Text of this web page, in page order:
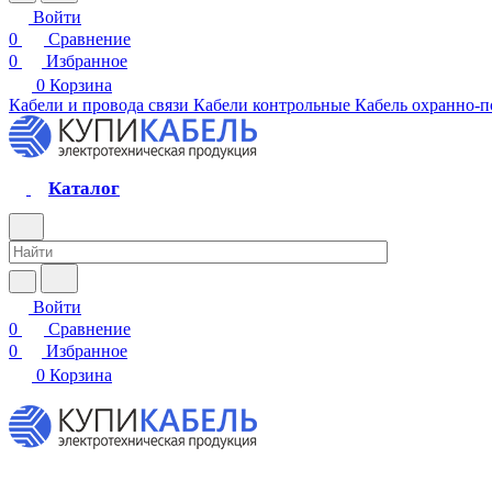
Войти
0
Сравнение
0
Избранное
0 Корзина
Кабели и провода связи Кабели контрольные Кабель охранно-
Каталог
Войти
0
Сравнение
0
Избранное
0 Корзина